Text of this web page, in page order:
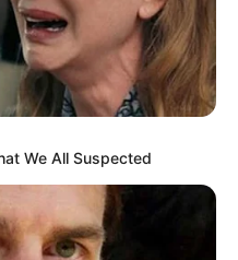
&
We All Suspected